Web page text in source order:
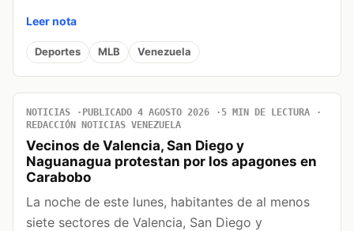
Leer nota
Deportes MLB Venezuela
NOTICIAS PUBLICADO 4 AGOSTO 2026
5 MIN DE LECTURA
REDACCIÓN NOTICIAS VENEZUELA
Vecinos de Valencia, San Diego y
Naguanagua protestan por los apagones en
Carabobo
La noche de este lunes, habitantes de al menos
siete sectores de Valencia, San Diego y